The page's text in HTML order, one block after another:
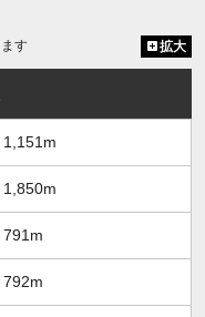
す 拡大
1,151m
1,850m
791m
792m